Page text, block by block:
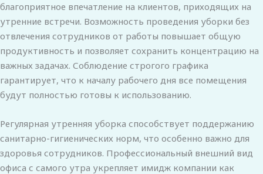
благоприятное впечатление на клиентов, приходящих на
утренние встречи. Возможность проведения уборки без
отвлечения сотрудников от работы повышает общую
продуктивность и позволяет сохранить концентрацию на
важных задачах. Соблюдение строгого графика
гарантирует, что к началу рабочего дня все помещения
будут полностью готовы к использованию.
Регулярная утренняя уборка способствует поддержанию
санитарно-гигиенических норм, что особенно важно для
здоровья сотрудников. Профессиональный внешний вид
офиса с самого утра укрепляет имидж компании как